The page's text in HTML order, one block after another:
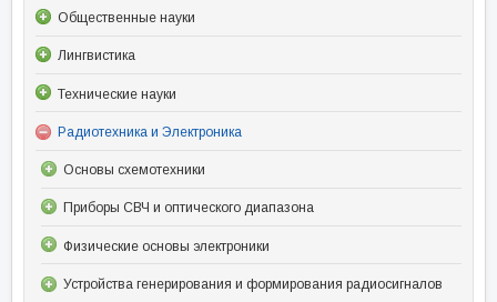
Общественные науки
Лингвистика
Технические науки
Радиотехника и Электроника
Основы схемотехники
Приборы СВЧ и оптического диапазона
Физические основы электроники
Устройства генерирования и формирования радиосигналов